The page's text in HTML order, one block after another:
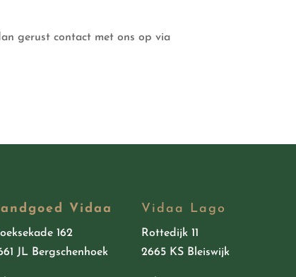
gerust contact met ons op via
Vidaa
162
JL Bergschenhoek
Vidaa Lago
Rottedijk 11
2665 KS Bleiswijk